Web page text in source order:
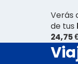
Verás
de tus
24,75